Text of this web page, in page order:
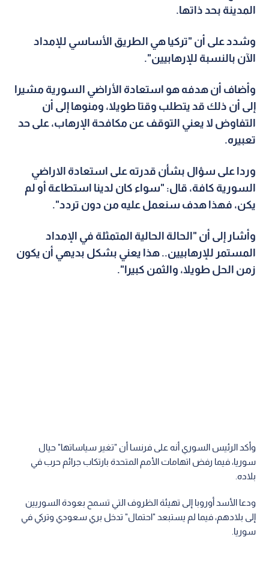
المدينة بحد ذاتها.
وشدد على أن "تركيا هي الطريق الأساسي للإمداد
الآن بالنسبة للإرهابيين".
وأضاف أن هدفه هو استعادة الأراضي السورية مشيرا
إلى أن ذلك قد يتطلب وقتا طويلا، ومنوها إلى أن
التفاوض لا يعني التوقف عن مكافحة الإرهاب، على حد
تعبيره.
وردا على سؤال بشأن قدرته على استعادة الاراضي
السورية كافة، قال: "سواء كان لدينا استطاعة أو لم
يكن، فهذا هدف سنعمل عليه من دون تردد".
وأشار إلى أن "الحالة الحالية المتمثلة في الإمداد
المستمر للإرهابيين.. هذا يعني بشكل بديهي أن يكون
زمن الحل طويلا، والثمن كبيرا".
وأكد الرئيس السوري أنه على فرنسا أن "تغير سياساتها" حيال
سوريا، فيما رفض اتهامات الأمم المتحدة بارتكاب جرائم حرب في
بلاده.
ودعا الأسد أوروبا إلى تهيئة الظروف التي تسمح بعودة السوريين
إلى بلادهم، فيما لم يستبعد "احتمال" تدخل بري سعودي وتركي في
سوريا.